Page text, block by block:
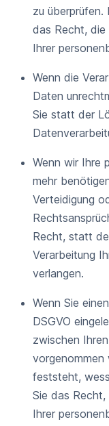
zu überprüfen.
das Recht, die
Ihrer
Wenn die
Daten
Sie statt der
Wenn wir Ihre
mehr
Verteidigung
Recht, statt
Verarbeitung
verlangen.
Wenn Sie
DSGVO
zwischen
vorgenommen
feststeht,
Sie das Recht,
Ihrer